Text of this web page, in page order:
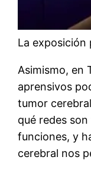
La exposición
Asimismo, en
aprensivos
tumor
qué redes
funciones, y
cerebral nos